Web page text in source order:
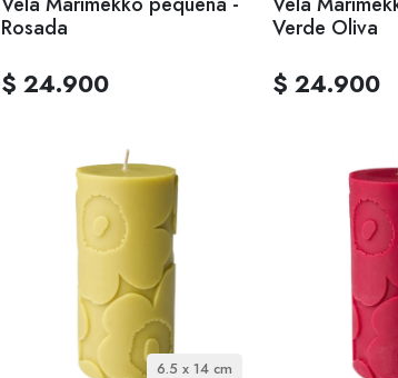
Rosada
$ 24.900
Verde Oliva
$ 24.900
6.5 x 14 cm